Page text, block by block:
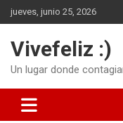
Saltar
al
jueves, junio 25, 2026
Vivefeliz :)
Un lugar donde